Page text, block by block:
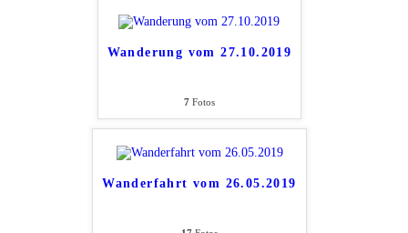
Wanderung vom 27.10.2019
7Fotos
Wanderfahrt vom 26.05.2019